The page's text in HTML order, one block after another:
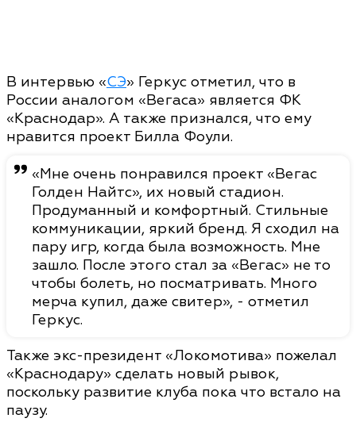
В интервью «СЭ» Геркус отметил, что в
России аналогом «Вегаса» является ФК
«Краснодар». А также признался, что ему
нравится проект Билла Фоули.
«Мне очень понравился проект «Вегас
Голден Найтс», их новый стадион.
Продуманный и комфортный. Стильные
коммуникации, яркий бренд. Я сходил на
пару игр, когда была возможность. Мне
зашло. После этого стал за «Вегас» не то
чтобы болеть, но посматривать. Много
мерча купил, даже свитер», - отметил
Геркус.
Также экс-президент «Локомотива» пожелал
«Краснодару» сделать новый рывок,
поскольку развитие клуба пока что встало на
паузу.